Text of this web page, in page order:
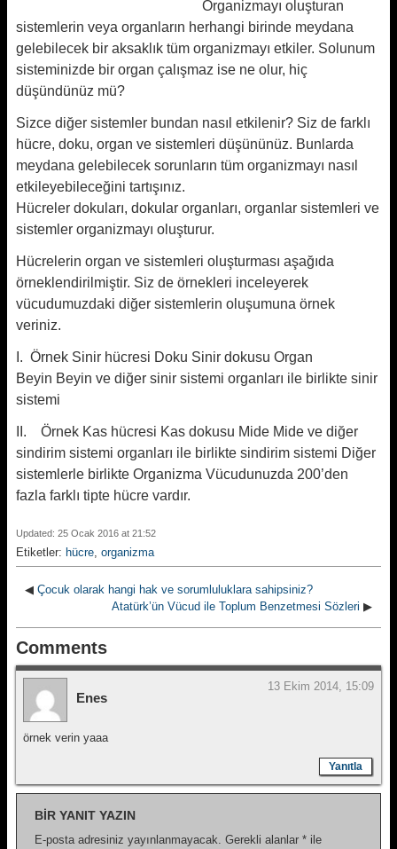
Organizmayı oluşturan
sistemlerin veya organların herhangi birinde meydana
gelebilecek bir aksaklık tüm organizmayı etkiler. Solunum
sisteminizde bir organ çalışmaz ise ne olur, hiç
düşündünüz mü?
Sizce diğer sistemler bundan nasıl etkilenir? Siz de farklı
hücre, doku, organ ve sistemleri düşününüz. Bunlarda
meydana gelebilecek sorunların tüm organizmayı nasıl
etkileyebileceğini tartışınız.
Hücreler dokuları, dokular organları, organlar sistemleri ve
sistemler organizmayı oluşturur.
Hücrelerin organ ve sistemleri oluşturması aşağıda
örneklendirilmiştir. Siz de örnekleri inceleyerek
vücudumuzdaki diğer sistemlerin oluşumuna örnek
veriniz.
I. Örnek Sinir hücresi Doku Sinir dokusu Organ
Beyin Beyin ve diğer sinir sistemi organları ile birlikte sinir
sistemi
II. Örnek Kas hücresi Kas dokusu Mide Mide ve diğer
sindirim sistemi organları ile birlikte sindirim sistemi Diğer
sistemlerle birlikte Organizma Vücudunuzda 200’den
fazla farklı tipte hücre vardır.
Updated: 25 Ocak 2016 at 21:52
Etiketler: hücre, organizma
◀ Çocuk olarak hangi hak ve sorumluluklara sahipsiniz?
Atatürk’ün Vücud ile Toplum Benzetmesi Sözleri ▶
Comments
Enes
13 Ekim 2014, 15:09
örnek verin yaaa
Yanıtla
BIR YANIT YAZIN
E-posta adresiniz yayınlanmayacak. Gerekli alanlar * ile